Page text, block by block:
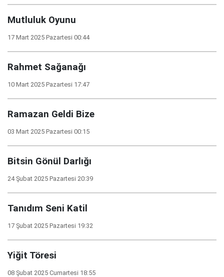
Mutluluk Oyunu
17 Mart 2025 Pazartesi 00:44
Rahmet Sağanağı
10 Mart 2025 Pazartesi 17:47
Ramazan Geldi Bize
03 Mart 2025 Pazartesi 00:15
Bitsin Gönül Darlığı
24 Şubat 2025 Pazartesi 20:39
Tanıdım Seni Katil
17 Şubat 2025 Pazartesi 19:32
Yiğit Töresi
08 Şubat 2025 Cumartesi 18:55